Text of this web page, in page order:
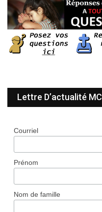
Lettre D’actualité MC
Courriel
Prénom
Nom de famille